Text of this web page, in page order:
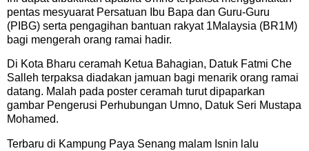
pentas mesyuarat Persatuan Ibu Bapa dan Guru-Guru
(PIBG) serta pengagihan bantuan rakyat 1Malaysia (BR1M)
bagi mengerah orang ramai hadir.
Di Kota Bharu ceramah Ketua Bahagian, Datuk Fatmi Che
Salleh terpaksa diadakan jamuan bagi menarik orang ramai
datang. Malah pada poster ceramah turut dipaparkan
gambar Pengerusi Perhubungan Umno, Datuk Seri Mustapa
Mohamed.
Terbaru di Kampung Paya Senang malam Isnin lalu